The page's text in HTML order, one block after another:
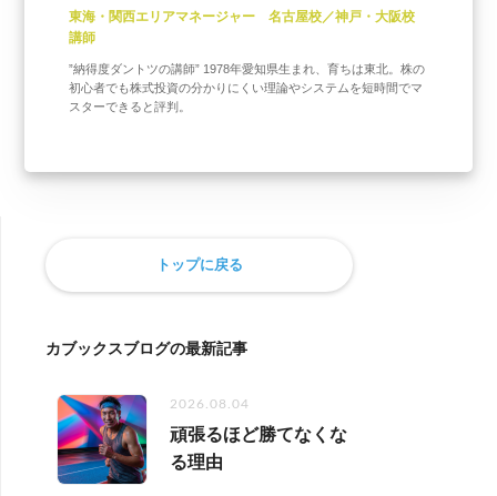
東海・関西エリアマネージャー 名古屋校／神戸・大阪校
講師
”納得度ダントツの講師” 1978年愛知県生まれ、育ちは東北。株の
初心者でも株式投資の分かりにくい理論やシステムを短時間でマ
スターできると評判。
トップに戻る
カブックスブログの最新記事
2026.08.04
頑張るほど勝てなくな
る理由